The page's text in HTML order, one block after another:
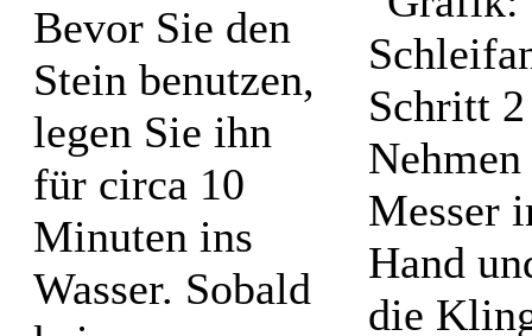
Bevor Sie den
Stein benutzen,
legen Sie ihn
für circa 10
Minuten ins
Wasser. Sobald
Messer
Hand
die